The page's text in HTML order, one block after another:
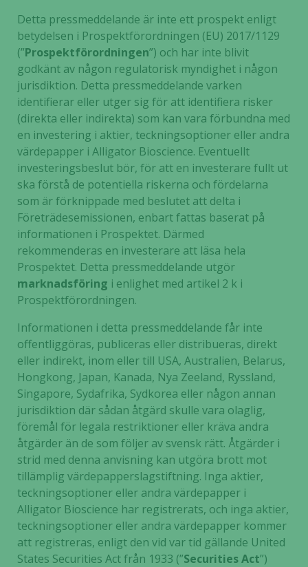
Detta pressmeddelande är inte ett prospekt enligt
betydelsen i Prospektförordningen (EU) 2017/1129
(”Prospektförordningen”) och har inte blivit
godkänt av någon regulatorisk myndighet i någon
jurisdiktion. Detta pressmeddelande varken
identifierar eller utger sig för att identifiera risker
(direkta eller indirekta) som kan vara förbundna med
en investering i aktier, teckningsoptioner eller andra
värdepapper i Alligator Bioscience. Eventuellt
investeringsbeslut bör, för att en investerare fullt ut
ska förstå de potentiella riskerna och fördelarna
som är förknippade med beslutet att delta i
Företrädesemissionen, enbart fattas baserat på
informationen i Prospektet. Därmed
rekommenderas en investerare att läsa hela
Prospektet. Detta pressmeddelande utgör
marknadsföring i enlighet med artikel 2 k i
Prospektförordningen.
Informationen i detta pressmeddelande får inte
offentliggöras, publiceras eller distribueras, direkt
eller indirekt, inom eller till USA, Australien, Belarus,
Hongkong, Japan, Kanada, Nya Zeeland, Ryssland,
Singapore, Sydafrika, Sydkorea eller någon annan
jurisdiktion där sådan åtgärd skulle vara olaglig,
föremål för legala restriktioner eller kräva andra
åtgärder än de som följer av svensk rätt. Åtgärder i
strid med denna anvisning kan utgöra brott mot
tillämplig värdepapperslagstiftning. Inga aktier,
teckningsoptioner eller andra värdepapper i
Alligator Bioscience har registrerats, och inga aktier,
teckningsoptioner eller andra värdepapper kommer
att registreras, enligt den vid var tid gällande United
States Securities Act från 1933 (”Securities Act”)
Nödvändiga
Dessa kakor
går inte att
välja bort. De
behövs för
över huvud
taget ska
fungera.
Statistik
För att vi ska
kunna
förbättra
hemsidans
funktionalitet
och
uppbyggnad,
baserat på
hur hemsidan
används.